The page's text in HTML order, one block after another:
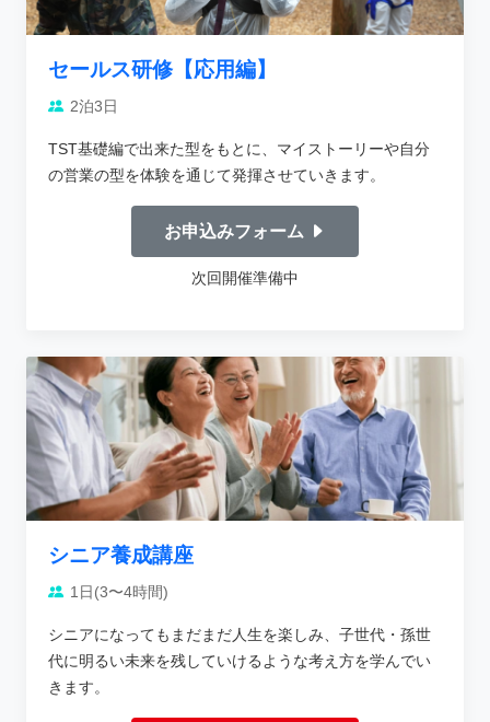
セールス研修【応用編】
2泊3日
TST基礎編で出来た型をもとに、マイストーリーや自分
の営業の型を体験を通じて発揮させていきます。
お申込みフォーム
次回開催準備中
シニア養成講座
1日(3〜4時間)
シニアになってもまだまだ人生を楽しみ、子世代・孫世
代に明るい未来を残していけるような考え方を学んでい
きます。